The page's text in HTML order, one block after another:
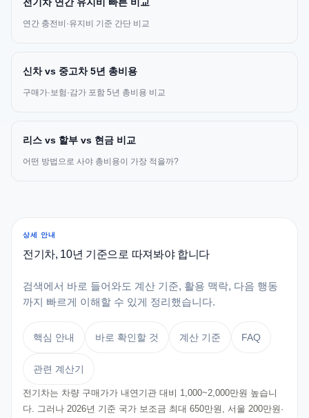
연간 충전비·유지비 기준 간단 비교
신차 vs 중고차 5년 총비용
구매가·보험·감가 포함 5년 총비용 비교
리스 vs 할부 vs 현금 비교
어떤 방법으로 사야 총비용이 가장 적을까?
상세 안내
전기차, 10년 기준으로 따져봐야 합니다
검색에서 바로 들어와도 계산 기준, 활용 맥락, 다음 행동
까지 빠르게 이해할 수 있게 정리했습니다.
핵심 안내 바로 확인할 것 계산 기준 FAQ
관련 계산기
전기차는 차량 구매가가 내연기관 대비 1,000~2,000만원 높습니
다. 그러나 2026년 기준 국가 보조금 최대 650만원, 서울 200만원·